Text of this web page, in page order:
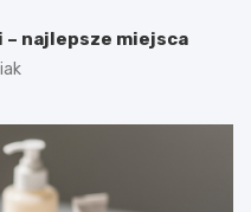
– najlepsze miejsca